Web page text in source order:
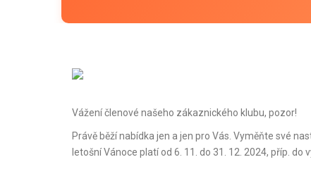
Vážení členové našeho zákaznického klubu, pozor!
Právě běží nabídka jen a jen pro Vás. Vyměňte své
letošní Vánoce platí od 6. 11. do 31. 12. 2024, příp. do